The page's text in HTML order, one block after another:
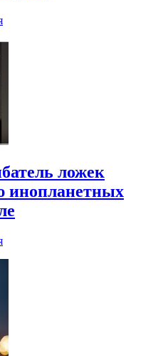
ложек
инопланетных